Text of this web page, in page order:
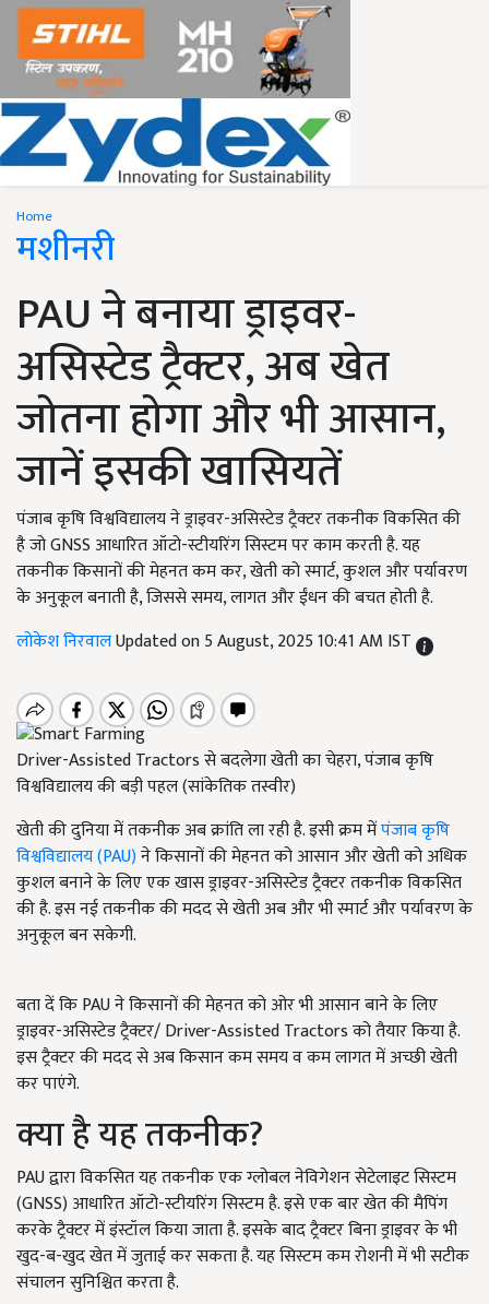
Home
मशीनरी
PAU ने बनाया ड्राइवर-
असिस्टेड ट्रैक्टर, अब खेत
जोतना होगा और भी आसान,
जानें इसकी खासियतें
पंजाब कृषि विश्वविद्यालय ने ड्राइवर-असिस्टेड ट्रैक्टर तकनीक विकसित की
है जो GNSS आधारित ऑटो-स्टीयरिंग सिस्टम पर काम करती है. यह
तकनीक किसानों की मेहनत कम कर, खेती को स्मार्ट, कुशल और पर्यावरण
के अनुकूल बनाती है, जिससे समय, लागत और ईंधन की बचत होती है.
लोकेश निरवालUpdated on 5 August, 2025 10:41 AM IST
Driver-Assisted Tractors से बदलेगा खेती का चेहरा, पंजाब कृषि
विश्वविद्यालय की बड़ी पहल (सांकेतिक तस्वीर)
खेती की दुनिया में तकनीक अब क्रांति ला रही है. इसी क्रम मेंपंजाब कृषि
विश्वविद्यालय (PAU)ने किसानों की मेहनत को आसान और खेती को अधिक
कुशल बनाने के लिए एक खास ड्राइवर-असिस्टेड ट्रैक्टर तकनीक विकसित
की है. इस नई तकनीक की मदद से खेती अब और भी स्मार्ट और पर्यावरण के
अनुकूल बन सकेगी.
बता दें कि PAU ने किसानों की मेहनत को ओर भी आसान बाने के लिए
ड्राइवर-असिस्टेड ट्रैक्टर/ Driver-Assisted Tractors को तैयार किया है.
इस ट्रैक्टर की मदद से अब किसान कम समय व कम लागत में अच्छी खेती
कर पाएंगे.
क्या है यह तकनीक?
PAU द्वारा विकसित यह तकनीक एक ग्लोबल नेविगेशन सेटेलाइट सिस्टम
(GNSS) आधारित ऑटो-स्टीयरिंग सिस्टम है. इसे एक बार खेत की मैपिंग
करके ट्रैक्टर में इंस्टॉल किया जाता है. इसके बाद ट्रैक्टर बिना ड्राइवर के भी
खुद-ब-खुद खेत में जुताई कर सकता है. यह सिस्टम कम रोशनी में भी सटीक
संचालन सुनिश्चित करता है.